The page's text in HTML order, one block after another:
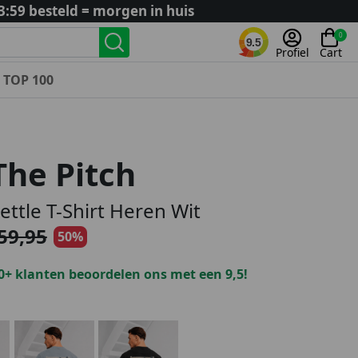
besteld = morgen in huis
9.5
Profiel
0
Cart
Algerije
Argentinië
België
Engeland
Italië
Kroatië
TOP 100
Pitch
T-Shirt Heren Wit
50%
klanten beoordelen ons met een 9,5!